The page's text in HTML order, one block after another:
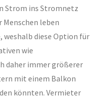
Strom ins Stromnetz
Menschen leben
weshalb diese Option für
wie
daher immer größerer
mit einem Balkon
könnten. Vermieter